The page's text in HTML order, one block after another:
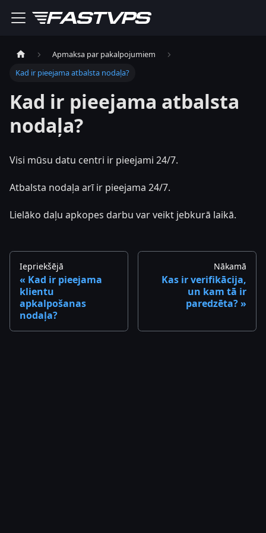
Apmaksa par pakalpojumiem
Kad ir pieejama atbalsta nodaļa?
Kad ir pieejama atbalsta
nodaļa?
Visi mūsu datu centri ir pieejami 24/7.
Atbalsta nodaļa arī ir pieejama 24/7.
Lielāko daļu apkopes darbu var veikt jebkurā laikā.
Iepriekšējā
Kad ir pieejama
klientu
apkalpošanas
nodaļa?
Nākamā
Kas ir verifikācija,
un kam tā ir
paredzēta?